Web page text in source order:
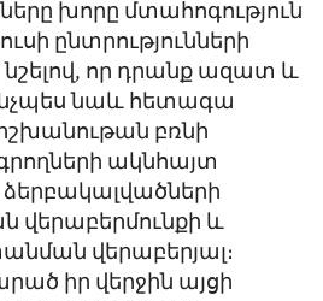
խորը մտահոգություն
ընտրությունների
որ դրանք ազատ և
նաև հետագա
իշխանութան բռնի
ակնհայտ
և
վերաբերյալ։
իր վերջին այցի